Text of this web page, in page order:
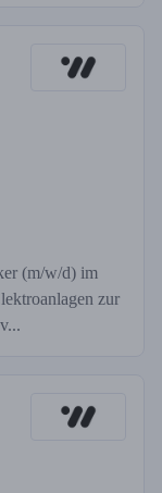
(m/w/d) im
zur